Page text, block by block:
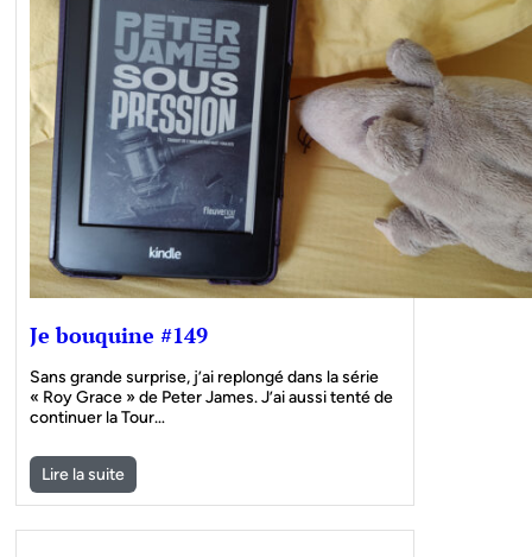
Je bouquine #149
Sans grande surprise, j’ai replongé dans la série
« Roy Grace » de Peter James. J’ai aussi tenté de
continuer la Tour…
Lire la suite